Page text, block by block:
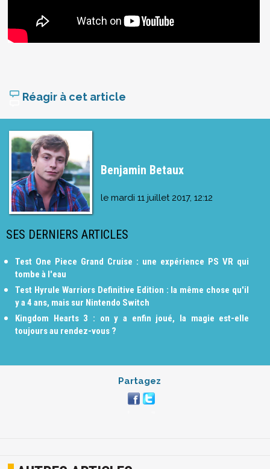
Réagir à cet article
Benjamin Betaux
le mardi 11 juillet 2017, 12:12
SES DERNIERS ARTICLES
Test One Piece Grand Cruise : une expérience PS VR qui
tombe à l'eau
Test Hyrule Warriors Definitive Edition : la même chose qu'il
y a 4 ans, mais sur Nintendo Switch
Kingdom Hearts 3 : on y a enfin joué, la magie est-elle
toujours au rendez-vous ?
Partagez